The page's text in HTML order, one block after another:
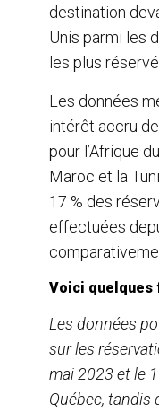
destination
Unis parmi les
les plus
Les données
intérêt accru
pour l’Afrique
Maroc et la
17 % des
effectuées
Voici quelques
Les données
sur les
mai 2023 et le
Québec, tandis